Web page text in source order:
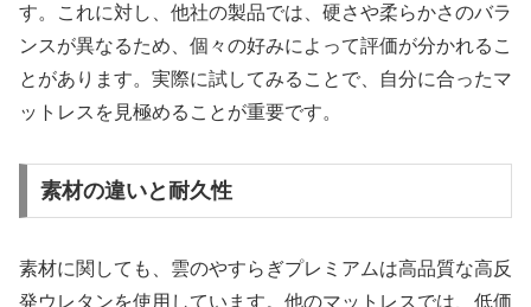
す。これに対し、他社の製品では、硬さや柔らかさのバラ
ンスが異なるため、個々の好みによって評価が分かれるこ
とがあります。実際に試してみることで、自分に合ったマ
ットレスを見極めることが重要です。
素材の違いと耐久性
素材に関しても、雲のやすらぎプレミアムは高品質な高反
発ウレタンを使用しています。他のマットレスでは、低価